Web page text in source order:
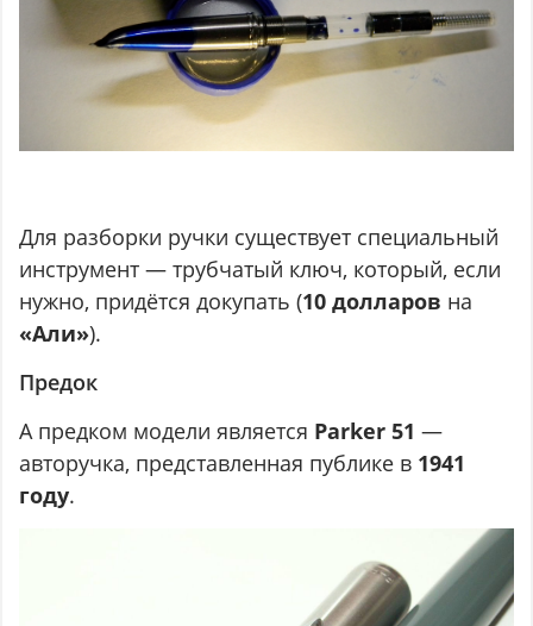
Для разборки ручки существует специальный
инструмент — трубчатый ключ, который, если
нужно, придётся докупать (10 долларов на
«Али»).
Предок
А предком модели является Parker 51 —
авторучка, представленная публике в 1941
году.